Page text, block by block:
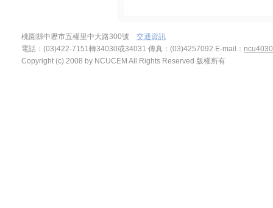
桃園縣中壢市五權里中大路300號 交通資訊
電話：(03)422-7151轉34030或34031 傳真：(03)4257092 E-mail：
Copyright (c) 2008 by NCUCEM All Rights Reserved 版權所有